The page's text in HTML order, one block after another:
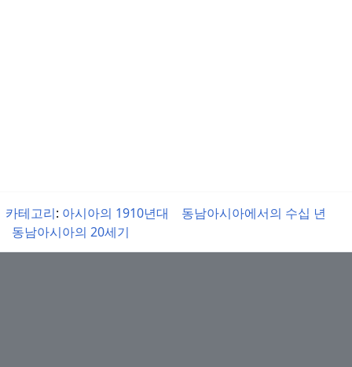
카테고리: 아시아의 1910년대
동남아시아에서의 수십 년
동남아시아의 20세기